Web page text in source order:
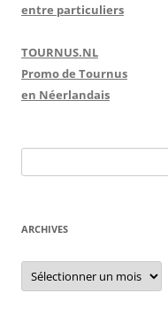
entre particuliers
TOURNUS.NL
Promo de Tournus
en Néerlandais
e
h
r
c
ARCHIVES
A
c